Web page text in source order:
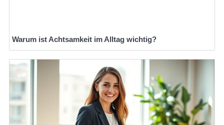
Warum ist Achtsamkeit im Alltag wichtig?